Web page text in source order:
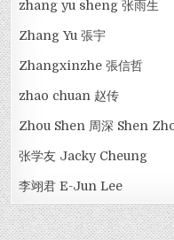
zhang yu sheng 张雨生
Zhang Yu 張宇
Zhangxinzhe 張信哲
zhao chuan 赵传
Zhou Shen 周深 Shen
张学友 Jacky Cheung
李翊君 E-Jun Lee